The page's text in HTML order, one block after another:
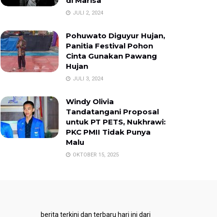
JULI 2, 2024
Pohuwato Diguyur Hujan,
Panitia Festival Pohon
Cinta Gunakan Pawang
Hujan
JULI 3, 2024
Windy Olivia
Tandatangani Proposal
untuk PT PETS, Nukhrawi:
PKC PMII Tidak Punya
Malu
OKTOBER 15, 2025
berita terkini dan terbaru hari ini dari